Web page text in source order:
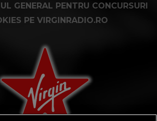
GENERAL PENTRU CONCURSURI
PE VIRGINRADIO.RO